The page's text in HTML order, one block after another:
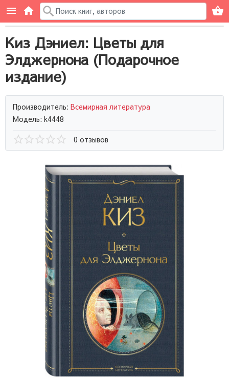
Киз Дэниел: Цветы для
Элджернона (Подарочное
издание)
Производитель: Всемирная литература
Модель: k4448
0 отзывов